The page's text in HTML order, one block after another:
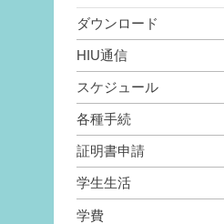
ダウンロード
HIU通信
スケジュール
各種手続
証明書申請
学生生活
学費